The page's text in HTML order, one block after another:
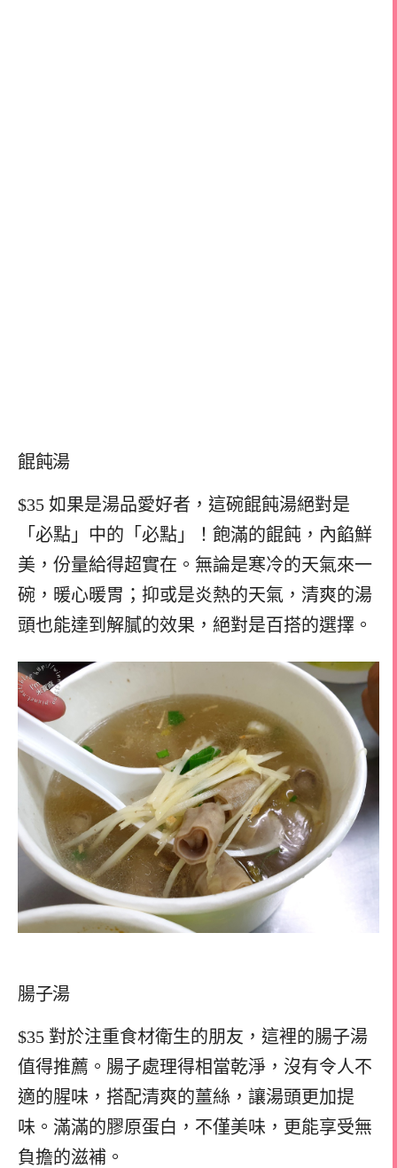
餛飩湯
$35 如果是湯品愛好者，這碗餛飩湯絕對是
「必點」中的「必點」！飽滿的餛飩，內餡鮮
美，份量給得超實在。無論是寒冷的天氣來一
碗，暖心暖胃；抑或是炎熱的天氣，清爽的湯
頭也能達到解膩的效果，絕對是百搭的選擇。
腸子湯
$35 對於注重食材衛生的朋友，這裡的腸子湯
值得推薦。腸子處理得相當乾淨，沒有令人不
適的腥味，搭配清爽的薑絲，讓湯頭更加提
味。滿滿的膠原蛋白，不僅美味，更能享受無
負擔的滋補。